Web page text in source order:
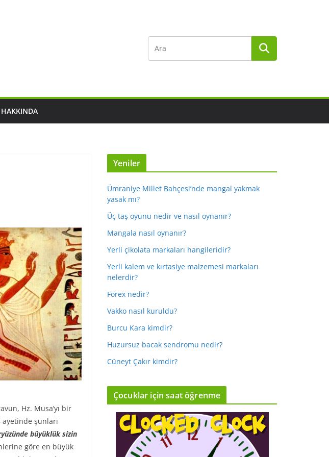
Hz. Musa’yı bir
ayetinde şunları
büyüklük sizin
göre en büyük
Yeniler
Ümraniye Millet Bahçesi’nde mangal yakmak
yasak mı?
Üç taş oyunu nedir ve nasıl oynanır?
Mangala nasıl oynanır?
Yerli çikolata markaları hangileridir?
Yerli kalem ve kırtasiye malzemesi markaları
nelerdir?
Forex nedir?
Vakko nasıl kuruldu?
Burcu Kara kimdir?
Huzursuz bacak sendromu nedir?
Cüneyt Çakır kimdir?
Çocuklar için saat öğrenme